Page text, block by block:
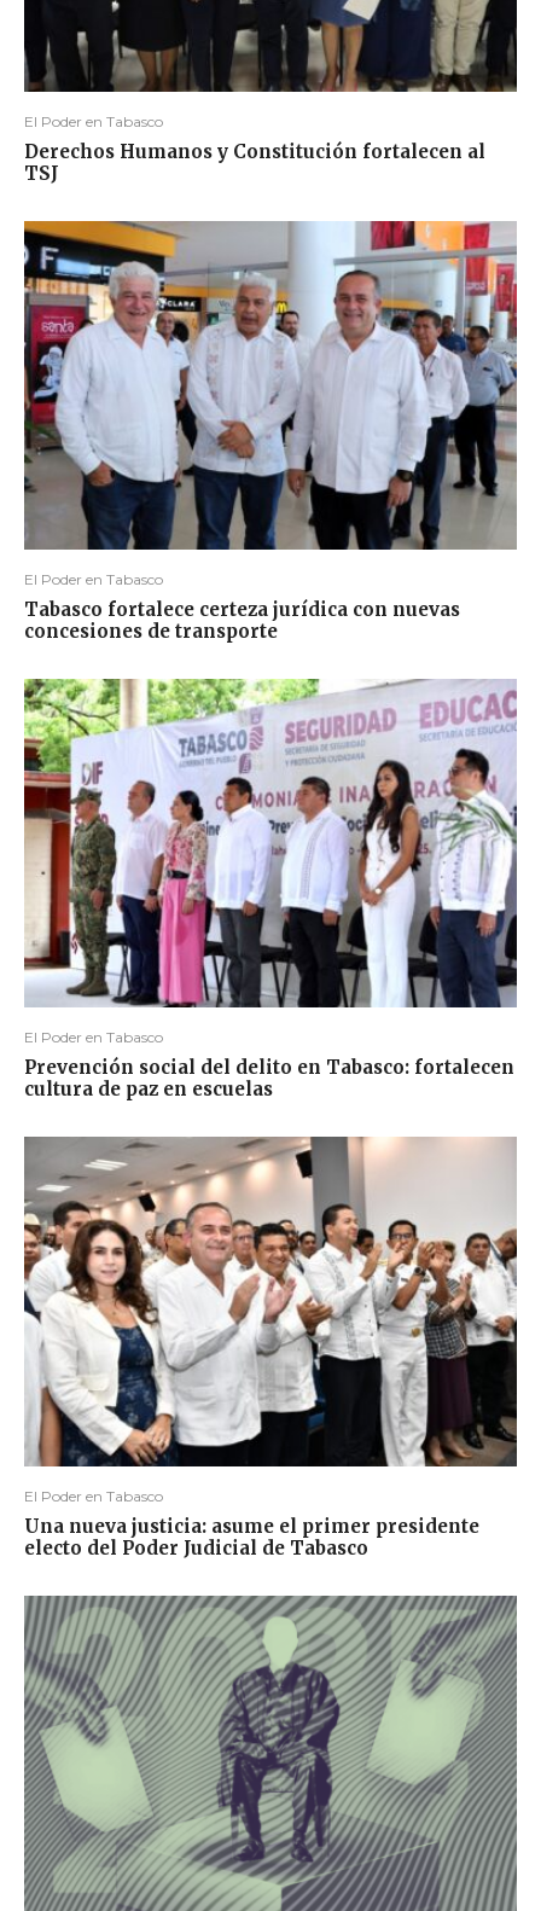
El Poder en Tabasco
Derechos Humanos y Constitución fortalecen al
TSJ
El Poder en Tabasco
Tabasco fortalece certeza jurídica con nuevas
concesiones de transporte
El Poder en Tabasco
Prevención social del delito en Tabasco: fortalecen
cultura de paz en escuelas
El Poder en Tabasco
Una nueva justicia: asume el primer presidente
electo del Poder Judicial de Tabasco